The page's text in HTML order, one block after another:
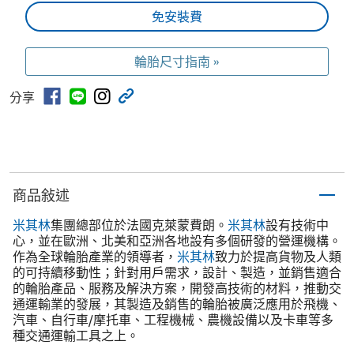
免安裝費
輪胎尺寸指南 »
分享
商品敍述
米其林集團總部位於法國克萊蒙費朗。 米其林設有技術中
心，並在歐洲、北美和亞洲各地設有多個研發的營運機構。
作為全球輪胎產業的領導者， 米其林致力於提高貨物及人類
的可持續移動性；針對用戶需求，設計、製造，並銷售適合
的輪胎產品、服務及解決方案，開發高技術的材料，推動交
通運輸業的發展，其製造及銷售的輪胎被廣泛應用於飛機、
汽車、自行車/摩托車、工程機械、農機設備以及卡車等多
種交通運輸工具之上。